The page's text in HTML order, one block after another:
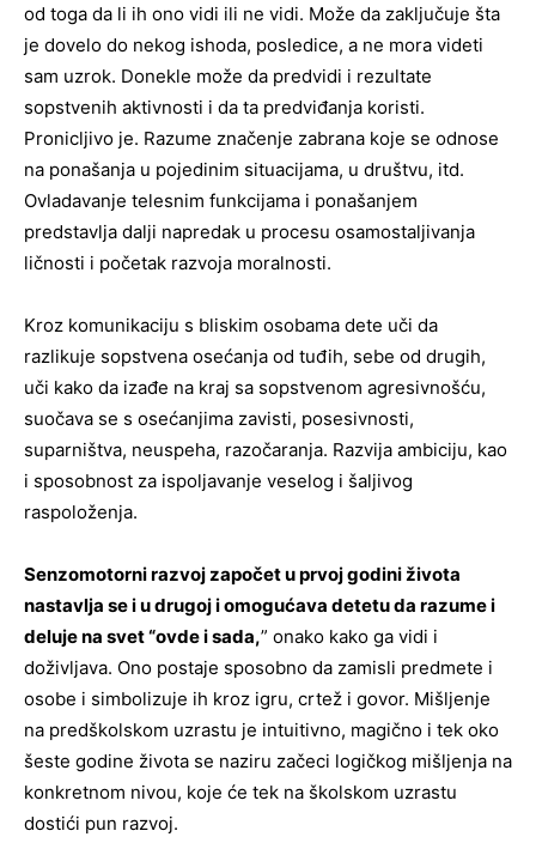
od toga da li ih ono vidi ili ne vidi. Može da zaključuje šta
je dovelo do nekog ishoda, posledice, a ne mora videti
sam uzrok. Donekle može da predvidi i rezultate
sopstvenih aktivnosti i da ta predviđanja koristi.
Pronicljivo je. Razume značenje zabrana koje se odnose
na ponašanja u pojedinim situacijama, u društvu, itd.
Ovladavanje telesnim funkcijama i ponašanjem
predstavlja dalji napredak u procesu osamostaljivanja
ličnosti i početak razvoja moralnosti.
Kroz komunikaciju s bliskim osobama dete uči da
razlikuje sopstvena osećanja od tuđih, sebe od drugih,
uči kako da izađe na kraj sa sopstvenom agresivnošću,
suočava se s osećanjima zavisti, posesivnosti,
suparništva, neuspeha, razočaranja. Razvija ambiciju, kao
i sposobnost za ispoljavanje veselog i šaljivog
raspoloženja.
Senzomotorni razvoj započet u prvoj godini života
nastavlja se i u drugoj i omogućava detetu da razume i
deluje na svet “ovde i sada,” onako kako ga vidi i
doživljava. Ono postaje sposobno da zamisli predmete i
osobe i simbolizuje ih kroz igru, crtež i govor. Mišljenje
na predškolskom uzrastu je intuitivno, magično i tek oko
šeste godine života se naziru začeci logičkog mišljenja na
konkretnom nivou, koje će tek na školskom uzrastu
dostići pun razvoj.